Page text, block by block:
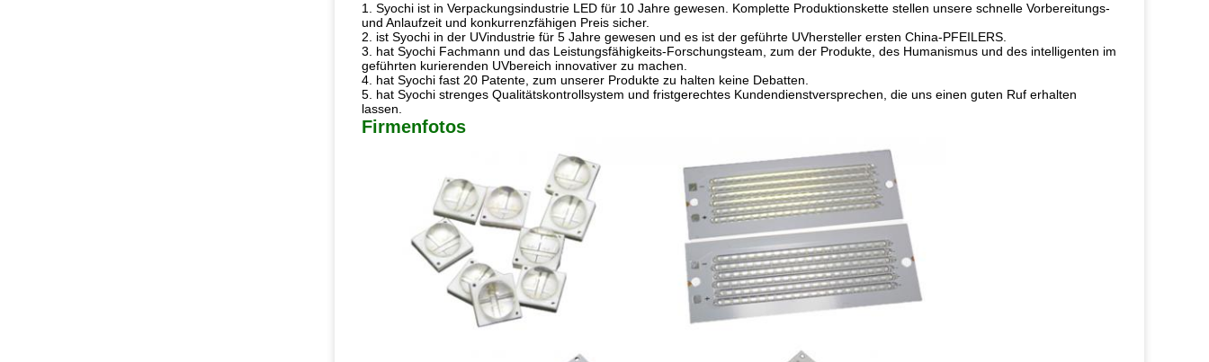
1. Syochi ist in Verpackungsindustrie LED für 10 Jahre gewesen. Komplette Produktionskette stellen unsere schnelle Vorbereitungs-
und Anlaufzeit und konkurrenzfähigen Preis sicher.
2. ist Syochi in der UVindustrie für 5 Jahre gewesen und es ist der geführte UVhersteller ersten China-PFEILERS.
3. hat Syochi Fachmann und das Leistungsfähigkeits-Forschungsteam, zum der Produkte, des Humanismus und des intelligenten im
geführten kurierenden UVbereich innovativer zu machen.
4. hat Syochi fast 20 Patente, zum unserer Produkte zu halten keine Debatten.
5. hat Syochi strenges Qualitätskontrollsystem und fristgerechtes Kundendienstversprechen, die uns einen guten Ruf erhalten
lassen.
Firmenfotos